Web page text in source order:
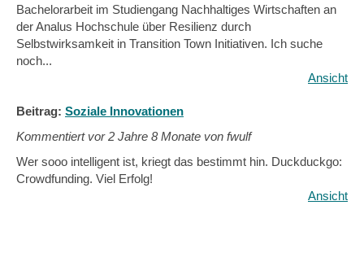
Bachelorarbeit im Studiengang Nachhaltiges Wirtschaften an
der Analus Hochschule über Resilienz durch
Selbstwirksamkeit in Transition Town Initiativen. Ich suche
noch...
Ansicht
Beitrag: Soziale Innovationen
Kommentiert vor2 Jahre 8 Monate von fwulf
Wer sooo intelligent ist, kriegt das bestimmt hin. Duckduckgo:
Crowdfunding. Viel Erfolg!
Ansicht